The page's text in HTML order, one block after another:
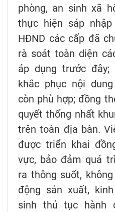
phòng, an sinh xã
thực hiện sáp
HĐND các cấp đã
rà soát toàn diện
áp dụng trước
khắc phục nội
còn phù hợp; đồng
quyết thống nhất
trên toàn địa bàn.
được triển khai
vực, bảo đảm quá
ra thông suốt,
động sản xuất,
sinh thủ tục hành